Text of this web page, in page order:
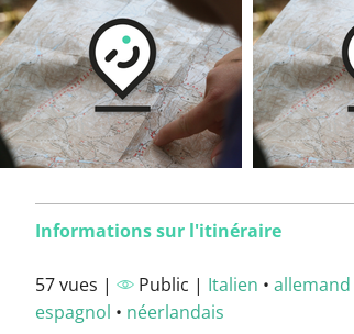
Informations sur l'itinéraire
57 vues | Public | Italien • allemand
espagnol • néerlandais